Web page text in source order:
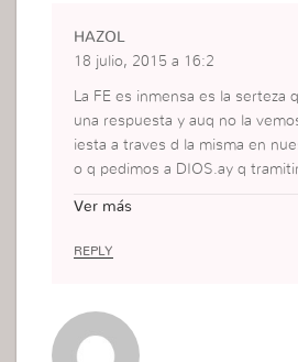
HAZOL
18 julio, 2015 a 16:2
La FE es inmensa es la serteza
una respuesta y auq no la
iesta a traves d la misma en
o q pedimos a DIOS.ay q
Ver más
REPLY